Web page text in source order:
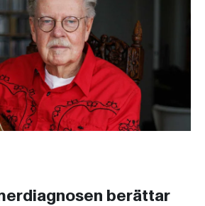
berättar